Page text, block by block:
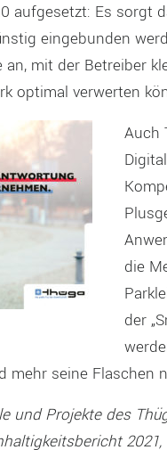
aufgesetzt: Es sorgt
eingebunden
mit der Betreiber
optimal verwerten
Auch
die
der
mehr seine Flaschen
und Projekte des